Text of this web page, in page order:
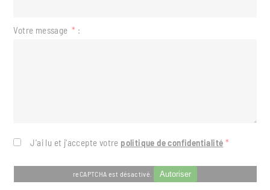
Votre message * :
J'ai lu et j'accepte votre politique de confidentialité *
reCAPTCHA est désactivé. Autoriser